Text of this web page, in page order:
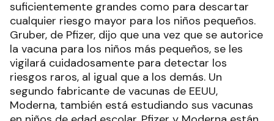
suficientemente grandes como para descartar
cualquier riesgo mayor para los niños pequeños.
Gruber, de Pfizer, dijo que una vez que se autorice
la vacuna para los niños más pequeños, se les
vigilará cuidadosamente para detectar los
riesgos raros, al igual que a los demás. Un
segundo fabricante de vacunas de EEUU,
Moderna, también está estudiando sus vacunas